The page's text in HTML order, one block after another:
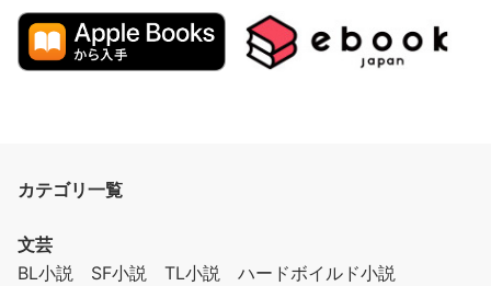
カテゴリ一覧
文芸
BL小説
SF小説 TL小説
ハードボイルド小説